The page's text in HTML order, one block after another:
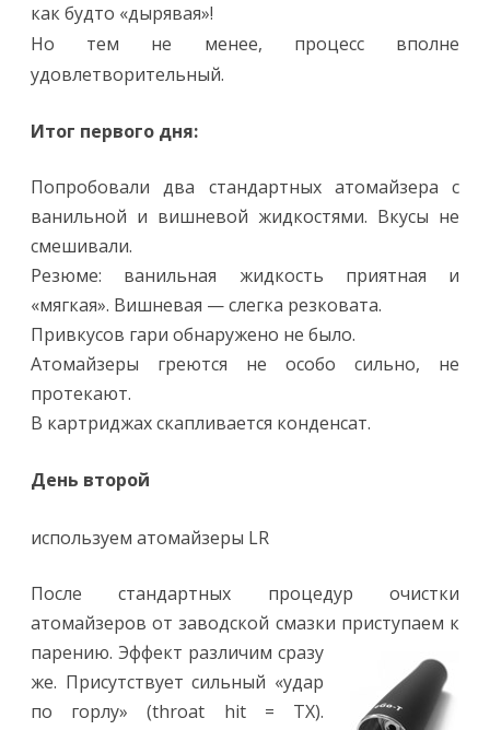
как будто «дырявая»!
Но тем не менее, процесс вполне
удовлетворительный.
Итог первого дня:
Попробовали два стандартных атомайзера с
ванильной и вишневой жидкостями. Вкусы не
смешивали.
Резюме: ванильная жидкость приятная и
«мягкая». Вишневая — слегка резковата.
Привкусов гари обнаружено не было.
Атомайзеры греются не особо сильно, не
протекают.
В картриджах скапливается конденсат.
День второй
используем атомайзеры LR
После стандартных процедур очистки
атомайзеров от заводской смазки приступаем к
парению. Эффект различим сразу
же. Присутствует сильный «удар
по горлу» (throat hit = ТХ).